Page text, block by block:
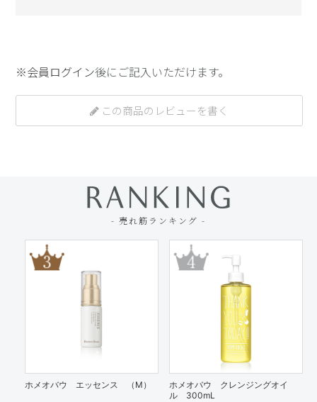
※会員ログイン後にご記入いただけます。
この商品のレビューを書く
- 売れ筋ランキング -
ホメオバウ エッセンス （M）
ホメオバウ クレンジングオイ
ル 300mL